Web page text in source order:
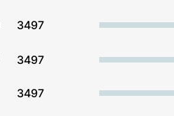
3497
3497
3497